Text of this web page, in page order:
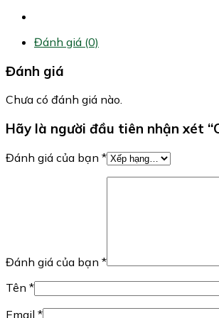
Đánh giá (0)
Đánh giá
Chưa có đánh giá nào.
Hãy là người đầu tiên nhận xét
Đánh giá của bạn *
Đánh giá của bạn *
Tên *
Email *